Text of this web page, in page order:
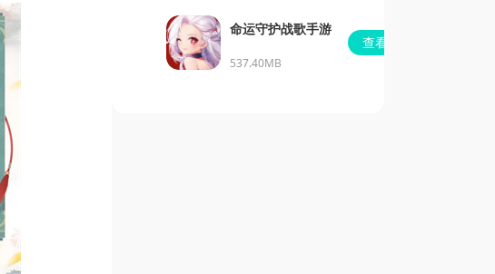
命运守护战歌手游
537.40MB
查看